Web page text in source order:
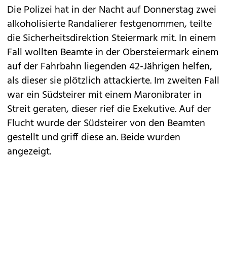
Die Polizei hat in der Nacht auf Donnerstag zwei
alkoholisierte Randalierer festgenommen, teilte
die Sicherheitsdirektion Steiermark mit. In einem
Fall wollten Beamte in der Obersteiermark einem
auf der Fahrbahn liegenden 42-Jährigen helfen,
als dieser sie plötzlich attackierte. Im zweiten Fall
war ein Südsteirer mit einem Maronibrater in
Streit geraten, dieser rief die Exekutive. Auf der
Flucht wurde der Südsteirer von den Beamten
gestellt und griff diese an. Beide wurden
angezeigt.